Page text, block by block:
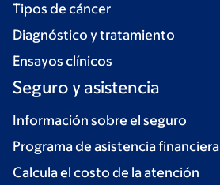
Tipos de cáncer
Diagnóstico y tratamiento
Ensayos clínicos
Seguro y asistencia
Información sobre el seguro
Programa de asistencia financiera
Calcula el costo de la atención